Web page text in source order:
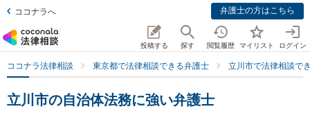
ココナラへ 弁護士の方はこちら
投稿する 探す 閲覧履歴 マイリスト ログイン
ココナラ法律相談 東京都で法律相談できる弁護士 立川市で法律相談で
立川市の自治体法務に強い弁護士